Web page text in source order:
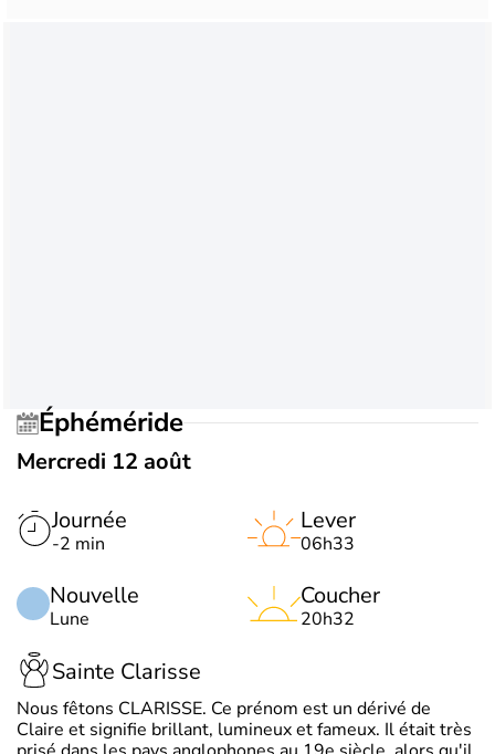
Éphéméride
Mercredi 12 août
Journée
-2 min
Nouvelle
Lune
Lever
06h33
Coucher
20h32
Sainte Clarisse
Nous fêtons CLARISSE. Ce prénom est un dérivé de
Claire et signifie brillant, lumineux et fameux. Il était très